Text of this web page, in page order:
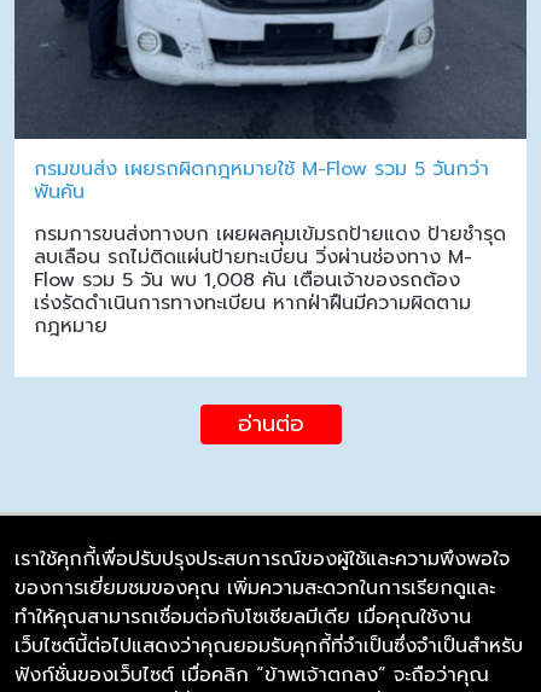
กรมขนส่ง เผยรถผิดกฎหมายใช้ M-Flow รวม 5 วันกว่า
พันคัน
กรมการขนส่งทางบก เผยผลคุมเข้มรถป้ายแดง ป้ายชำรุด
ลบเลือน รถไม่ติดแผ่นป้ายทะเบียน วิ่งผ่านช่องทาง M-
Flow รวม 5 วัน พบ 1,008 คัน เตือนเจ้าของรถต้อง
เร่งรัดดำเนินการทางทะเบียน หากฝ่าฝืนมีความผิดตาม
กฎหมาย
อ่านต่อ
บริษัท ซิมลิงค์ จำกัด
98/226 Bangrakyai-Baanmai Road,
Bangyai, Nonthaburi 11140
เราใช้คุกกี้เพื่อปรับปรุงประสบการณ์ของผู้ใช้และความพึงพอใจ
ของการเยี่ยมชมของคุณ เพิ่มความสะดวกในการเรียกดูและ
ทำให้คุณสามารถเชื่อมต่อกับโซเชียลมีเดีย เมื่อคุณใช้งาน
เว็บไซต์นี้ต่อไปแสดงว่าคุณยอมรับคุกกี้ที่จำเป็นซึ่งจำเป็นสำหรับ
ฟังก์ชั่นของเว็บไซต์ เมื่อคลิก “ข้าพเจ้าตกลง” จะถือว่าคุณ